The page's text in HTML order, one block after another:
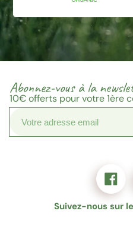
Abonnez-vous à la
10€offerts pour votre 1ère
Suivez-nous sur